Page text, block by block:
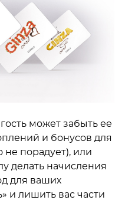
может забыть ее
и бонусов для
не порадует), или
делать начисления
для ваших
и лишить вас части